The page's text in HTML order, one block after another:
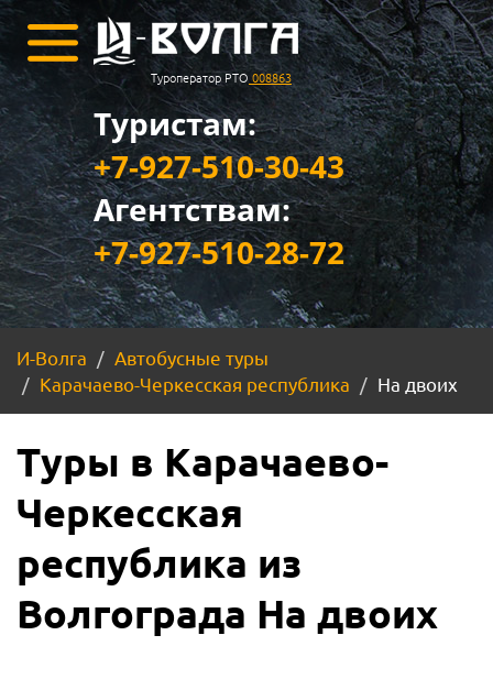
Туроператор РТО 008863
Туристам:
+7-927-510-30-43
Агентствам:
+7-927-510-28-72
И-Волга
Автобусные туры
Карачаево-Черкесская республика
На двоих
Туры в Карачаево-
Черкесская
республика из
Волгограда На двоих